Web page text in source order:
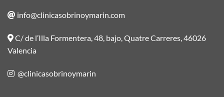
info@clinicasobrinoymarin.com
C/ de l’Illa Formentera, 48, bajo, Quatre Carreres, 46026
Valencia
@clinicasobrinoymarin